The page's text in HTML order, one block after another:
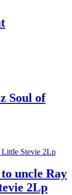
Soul of
uncle Ray
2Lp